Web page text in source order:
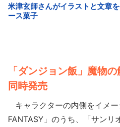
「ダンジョン飯」魔物
同時発売
キャラクターの内側をイメ
FANTASY」のうち、「サンリ